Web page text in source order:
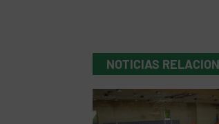
NOTICIAS